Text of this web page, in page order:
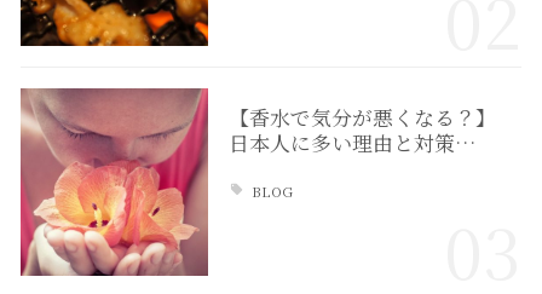
【香水で気分が悪くなる？】
日本人に多い理由と対策…
BLOG